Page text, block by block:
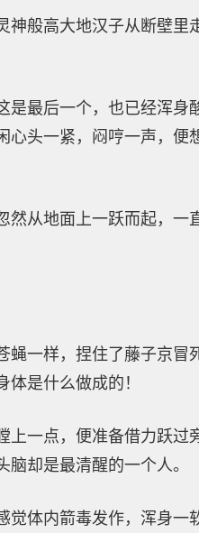
神般高大地汉子从断壁
最后一个，也已经浑身
头一紧，闷哼一声，
然从地面上一跃而起，
蝇一样，捏住了藤子京
体是什么做成的！
上一点，便准备借力跃
却是最清醒的一个人。
体内箭毒发作，浑身一